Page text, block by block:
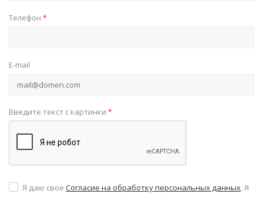
Телефон *
E-mail
Введите текст с картинки *
Я даю свое Согласие на обработку персональных данных. Я